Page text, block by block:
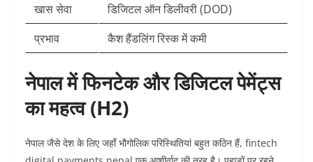
खास सेवा
डिजिटल ऑन डिलीवरी (DOD)
प्रभाव
कैश हैंडलिंग रिस्क में कमी
नेपाल में फिनटेक और डिजिटल पेमेंट्स
का महत्व (H2)
नेपाल जैसे देश के लिए जहाँ भौगोलिक परिस्थितियां बहुत कठिन हैं, fintech